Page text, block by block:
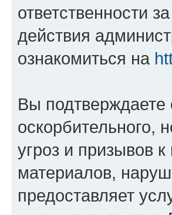
ответственности
действия
ознакомиться на
Вы
оскорбительного,
угроз и призывов
материалов,
предоставляет